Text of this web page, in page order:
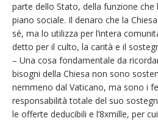
parte dello Stato, della funzione che
piano sociale. Il denaro che la
sé, ma lo utilizza per l’intera
detto per il culto, la carità e il
– Una cosa fondamentale da
bisogni della Chiesa non sono
nemmeno dal Vaticano, ma sono i
responsabilità totale del suo
le offerte deducibili e l’8xmille, per